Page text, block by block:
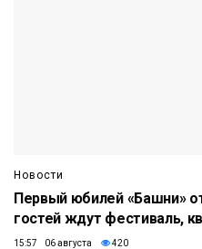
Новости
Первый юбилей «Башни»
гостей ждут фестиваль,
15:57 06 августа 420